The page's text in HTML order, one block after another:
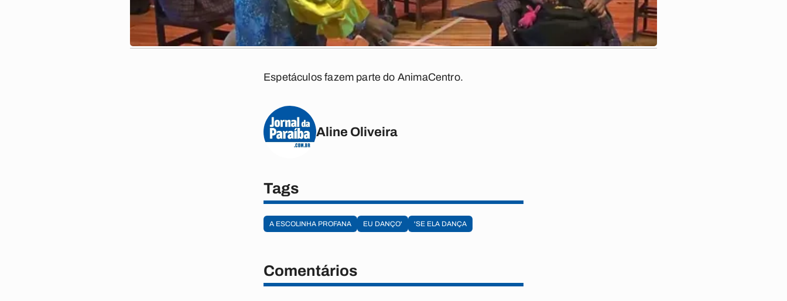
Espetáculos fazem parte do AnimaCentro.
Aline Oliveira
Tags
A ESCOLINHA PROFANA EU DANÇO' 'SE ELA DANÇA
Comentários